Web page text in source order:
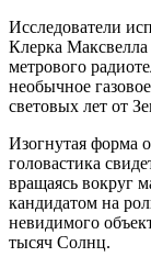
Исследователи
Клерка Максвелла
метрового
необычное
световых лет от
Изогнутая форма
головастика
вращаясь вокруг
кандидатом на
невидимого
тысяч Солнц.